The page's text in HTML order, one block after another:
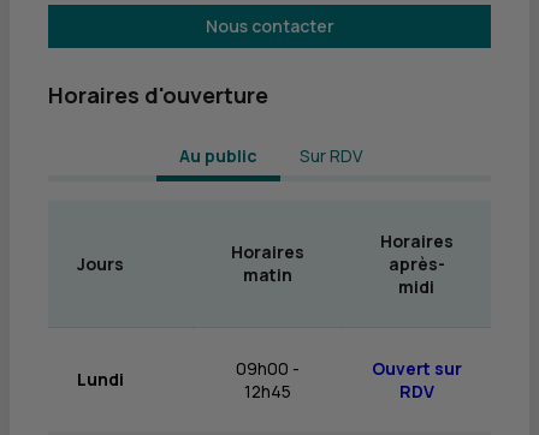
Nous contacter
Horaires d'ouverture
Au public Sur RDV
Jours
Horaires
matin
Horaires
après-
midi
Lundi
09h00 -
12h45
Ouvert sur
RDV